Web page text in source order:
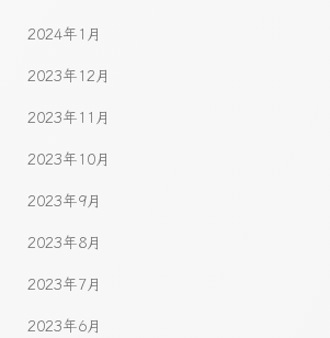
2024年1月
2023年12月
2023年11月
2023年10月
2023年9月
2023年8月
2023年7月
2023年6月